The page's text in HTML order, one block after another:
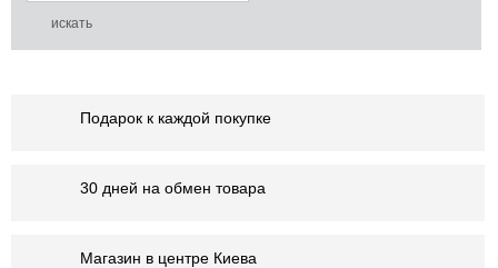
Подарок к каждой покупке
30 дней на обмен товара
Магазин в центре Киева